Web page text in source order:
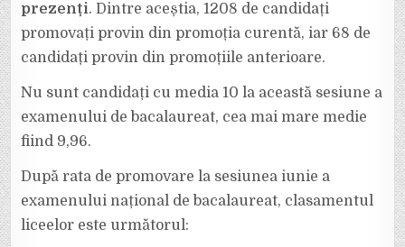
prezenți. Dintre aceștia, 1208 de candidați
promovați provin din promoția curentă, iar 68 de
candidați provin din promoțiile anterioare.
Nu sunt candidați cu media 10 la această sesiune a
examenului de bacalaureat, cea mai mare medie
fiind 9,96.
După rata de promovare la sesiunea iunie a
examenului național de bacalaureat, clasamentul
liceelor este următorul: